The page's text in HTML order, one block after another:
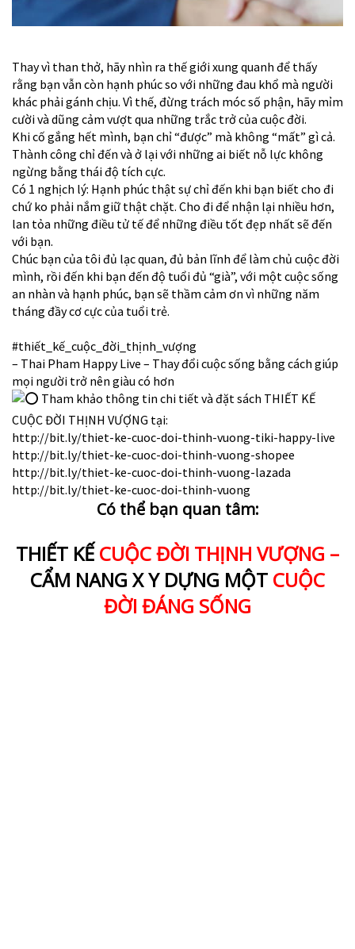
Thay vì than thở, hãy nhìn ra thế giới xung quanh để thấy
rằng bạn vẫn còn hạnh phúc so với những đau khổ mà người
khác phải gánh chịu. Vì thế, đừng trách móc số phận, hãy mỉm
cười và dũng cảm vượt qua những trắc trở của cuộc đời.
Khi cố gắng hết mình, bạn chỉ “được” mà không “mất” gì cả.
Thành công chỉ đến và ở lại với những ai biết nỗ lực không
ngừng bằng thái độ tích cực.
Có 1 nghịch lý: Hạnh phúc thật sự chỉ đến khi bạn biết cho đi
chứ ko phải nắm giữ thật chặt. Cho đi để nhận lại nhiều hơn,
lan tỏa những điều tử tế để những điều tốt đẹp nhất sẽ đến
với bạn.
Chúc bạn của tôi đủ lạc quan, đủ bản lĩnh để làm chủ cuộc đời
mình, rồi đến khi bạn đến độ tuổi đủ “già”, với một cuộc sống
an nhàn và hạnh phúc, bạn sẽ thầm cảm ơn vì những năm
tháng đầy cơ cực của tuổi trẻ.
#thiết_kế_cuộc_đời_thịnh_vượng
– Thai Pham Happy Live – Thay đổi cuộc sống bằng cách giúp
mọi người trở nên giàu có hơn
Tham khảo thông tin chi tiết và đặt sách THIẾT KẾ
CUỘC ĐỜI THỊNH VƯỢNG tại:
http://bit.ly/thiet-ke-cuoc-doi-thinh-vuong-tiki-happy-live
http://bit.ly/thiet-ke-cuoc-doi-thinh-vuong-shopee
http://bit.ly/thiet-ke-cuoc-doi-thinh-vuong-lazada
http://bit.ly/thiet-ke-cuoc-doi-thinh-vuong
Có thể bạn quan tâm:
THIẾT KẾ CUỘC ĐỜI THỊNH VƯỢNG –
CẨM NANG X Y DỰNG MỘT CUỘC
ĐỜI ĐÁNG SỐNG